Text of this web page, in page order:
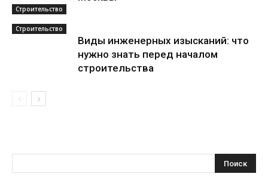
Строительство
Строительство
Виды инженерных изысканий: что
нужно знать перед началом
строительства